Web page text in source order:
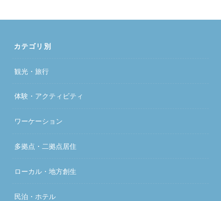
カテゴリ別
観光・旅行
体験・アクティビティ
ワーケーション
多拠点・二拠点居住
ローカル・地方創生
民泊・ホテル